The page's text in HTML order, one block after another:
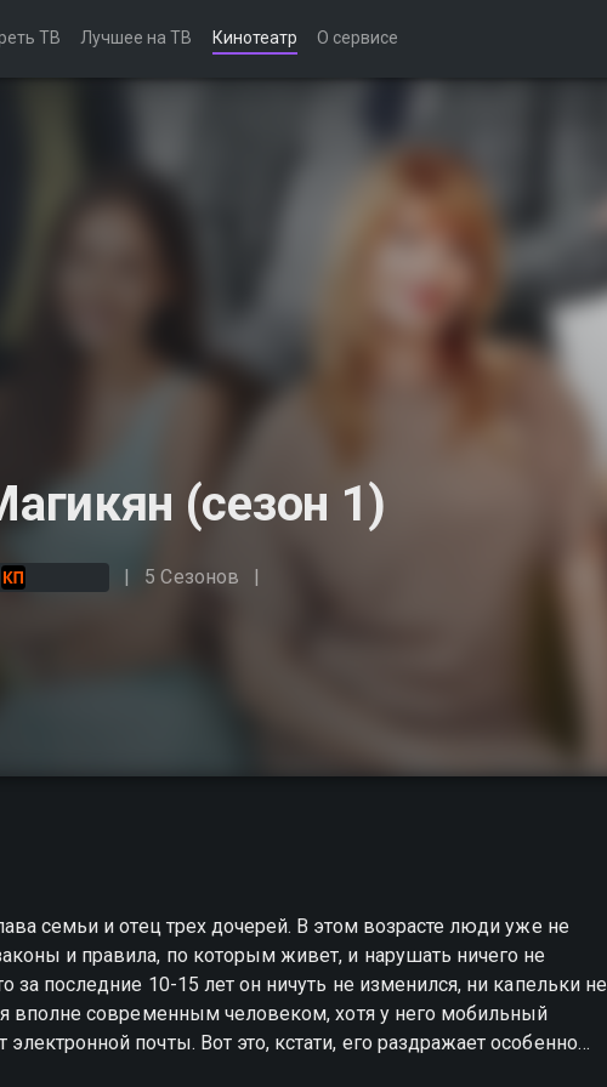
ТВ Лучшее на ТВ Кинотеатр О сервисе
(сезон 1)
5 Сезонов
семьи и отец трех дочерей. В этом возрасте люди уже не
и правила, по которым живет, и нарушать ничего не
за последние 10-15 лет он ничуть не изменился, ни капельки не
вполне современным человеком, хотя у него мобильный
кстати, его раздражает особенно
по этим гаджетам, айпэдам, айфонам. Почему младшая дочь,